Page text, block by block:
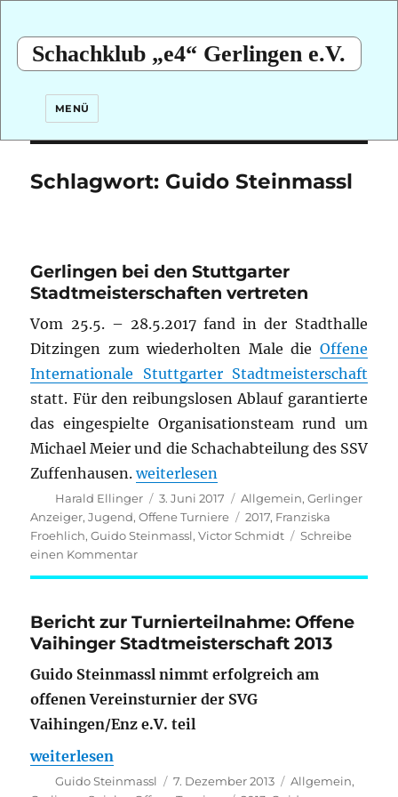
Schachklub „e4“ Gerlingen e.V.
MENÜ
Schlagwort: Guido Steinmassl
Gerlingen bei den Stuttgarter
Stadtmeisterschaften vertreten
Vom 25.5. – 28.5.2017 fand in der Stadthalle
Ditzingen zum wiederholten Male die Offene
Internationale Stuttgarter Stadtmeisterschaft
statt. Für den reibungslosen Ablauf garantierte
das eingespielte Organisationsteam rund um
Michael Meier und die Schachabteilung des SSV
Zuffenhausen.„Gerlingen bei den Stuttgarter
weiterlesen
Autor
Harald Ellinger
Veröffentlicht
am
3. Juni 2017 Kategorien
Allgemein,Gerlinger
Anzeiger,Jugend,Offene Turniere Schlagwörter
2017, Franziska
Froehlich,Guido Steinmassl,Victor Schmidt
Schreibe
einen Kommentarzu
Gerlingen
Stuttgarter
Stadtmeisterschaften
vertreten
Bericht zur Turnierteilnahme: Offene
Vaihinger Stadtmeisterschaft 2013
Guido Steinmassl nimmt erfolgreich am
offenen Vereinsturnier der SVG
Vaihingen/Enz e.V. teil
„Bericht zur Turnierteilnahme: Offene Vaihinger
weiterlesen
Autor
Guido Steinmassl
Veröffentlicht
7. Dezember 2013 Kategorien
Allgemein,